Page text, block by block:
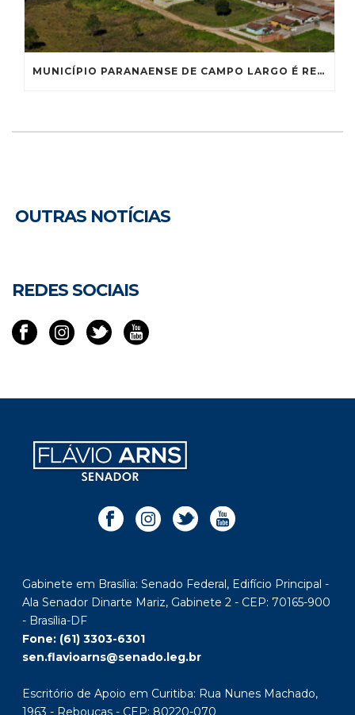
MUNICÍPIO PARANAENSE DE CAMPO LARGO É RECONHECIDO COMO CAPITAL NACIONAL DA LOUÇA
OUTRAS NOTÍCIAS
REDES SOCIAIS
Gabinete em Brasília: Senado Federal, Edifício Principal -
Ala Senador Dinarte Mariz, Gabinete 2 - CEP: 70165-900
- Brasília-DF
Fone: (61) 3303-6301
sen.flavioarns@senado.leg.br
Escritório de Apoio em Curitiba: Rua Nunes Machado,
1963 - Rebouças - CEP: 80220-070